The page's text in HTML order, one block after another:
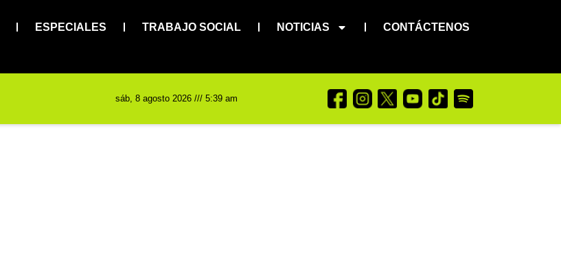
ESPECIALES TRABAJO SOCIAL NOTICIAS CONTÁCTENOS
sáb, 8 agosto 2026 /// 5:39 am